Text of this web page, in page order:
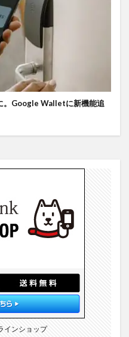
。Google Walletに新機能追
インショップ